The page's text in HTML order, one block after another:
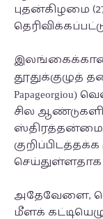
புதன்கிழமை
இலங்கைக்கான
தூதுக்குழுத்
Papageorgiou)
சில
செய்துள்ளதாக
அதேவேளை,
மீளக்